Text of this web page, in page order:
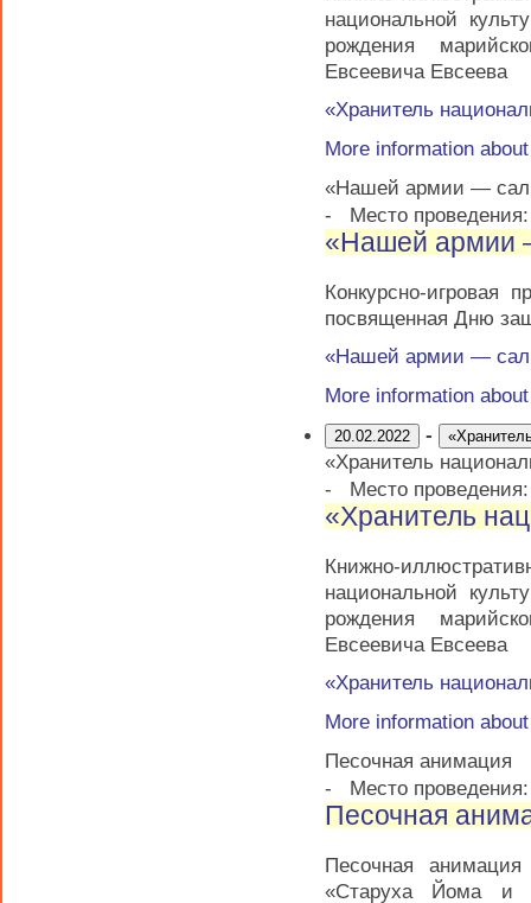
национальной
рождения
Евсеевича Евсеева
«Хранитель
More information
«Нашей армии —
-
Место проведения:
«Нашей армии
Конкурсно-
посвященная Дню
«Нашей армии —
More information
20.02.2022 -
«Хранитель
-
Место
«Хранитель
Книжно-
национальной
рождения
Евсеевича Евсеева
«Хранитель
More information
Песочная анимация
-
Место проведения:
Песочная
Песочная
«Старуха Йома и